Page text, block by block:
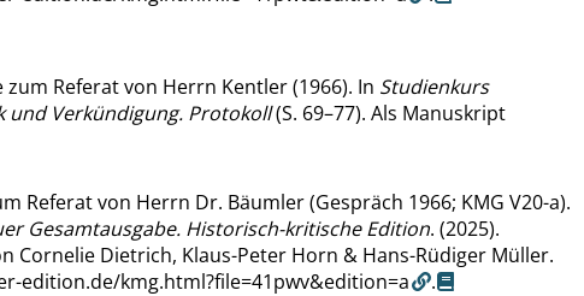
zum Referat von Herrn Kentler (1966). In Studienkurs
und Verkündigung. Protokoll(S. 69–77). Als Manuskript
Referat von Herrn Dr. Bäumler (Gespräch 1966; KMG V20-a).
Gesamtausgabe. Historisch-kritische Edition. (2025).
Cornelie Dietrich, Klaus-Peter Horn & Hans-Rüdiger Müller.
edition.de/kmg.html?file=41pwv&edition=a
.